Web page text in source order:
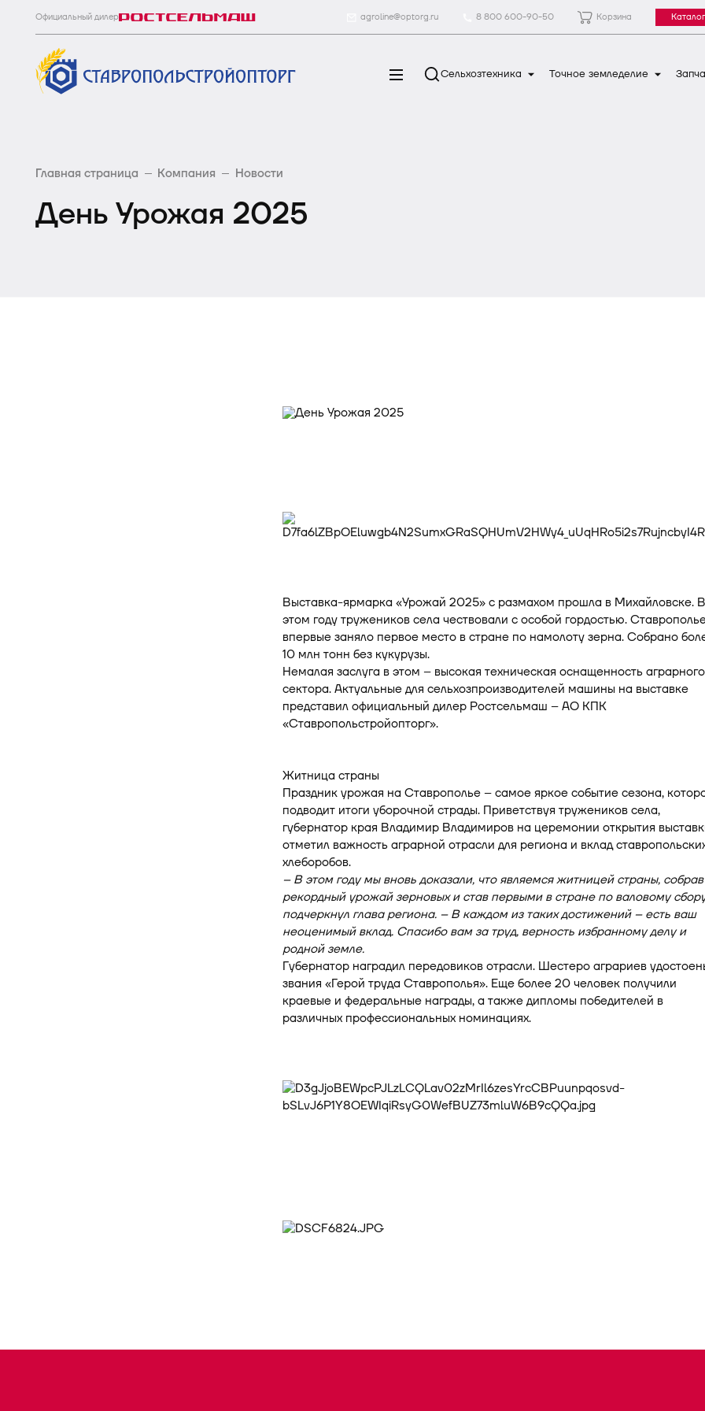
Официальный дилер agroline@optorg.ru 8 800 600-90-50 Корзина
Сельхозтехника Точное земледелие
Главная страница Компания Новости
День Урожая 2025
Выставка-ярмарка «Урожай 2025» с размахом прошла в Михайловске. В
этом году тружеников села чествовали с особой гордостью.
впервые заняло первое место в стране по намолоту зерна. Собрано
10 млн тонн без кукурузы.
Немалая заслуга в этом – высокая техническая оснащенность аграрного
сектора. Актуальные для сельхозпроизводителей машины на выставке
представил официальный дилер Ростсельмаш – АО КПК
«Ставропольстройопторг».
Житница страны
Праздник урожая на Ставрополье – самое яркое событие сезона,
подводит итоги уборочной страды. Приветствуя тружеников села,
губернатор края Владимир Владимиров на церемонии открытия
отметил важность аграрной отрасли для региона и вклад
хлеборобов.
– В этом году мы вновь доказали, что являемся житницей страны, собрав
рекордный урожай зерновых и став первыми в стране по валовому
подчеркнул глава региона. – В каждом из таких достижений – есть ваш
неоценимый вклад. Спасибо вам за труд, верность избранному делу и
родной земле.
Губернатор наградил передовиков отрасли. Шестеро аграриев
звания «Герой труда Ставрополья». Еще более 20 человек получили
краевые и федеральные награды, а также дипломы победителей в
различных профессиональных номинациях.